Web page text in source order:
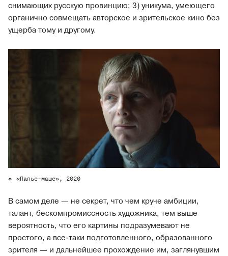
снимающих русскую провинцию; 3) уникума, умеющего
органично совмещать авторское и зрительское кино без
ущерба тому и другому.
«Папье-маше», 2020
В самом деле — не секрет, что чем круче амбиции,
талант, бескомпромиссность художника, тем выше
вероятность, что его картины подразумевают не
простого, а все-таки подготовленного, образованного
зрителя — и дальнейшее прохождение им, заглянувшим